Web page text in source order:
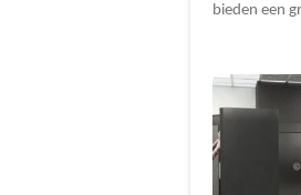
bieden een